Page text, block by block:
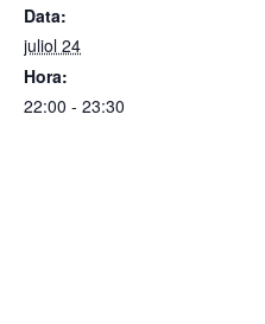
Data:
juliol 24
Hora:
22:00 - 23:30